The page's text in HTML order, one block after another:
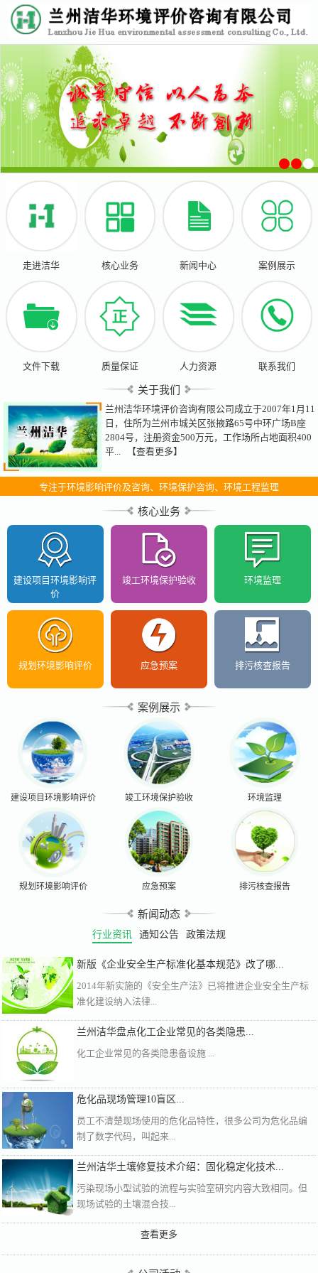
走进洁华 核心业务 新闻中心 案例展示
文件下载 质量保证 人力资源 联系我们
关于我们
兰州洁华环境评价咨询有限公司成立于2007年1月11
日，住所为兰州市城关区张掖路65号中环广场B座
2804号，注册资金500万元，工作场所占地面积400
平...
【查看更多】
专注于环境影响评价及咨询、环境保护咨询、环境工程监理
核心业务
建设项目环境影响评
价
竣工环境保护验收 环境监理
规划环境影响评价 应急预案 排污核查报告
案例展示
建设项目环境影响评价 竣工环境保护验收 环境监理
规划环境影响评价 应急预案 排污核查报告
新闻动态
行业资讯 通知公告 政策法规
新版《企业安全生产标准化基本规范》改了哪...
2014年新实施的《安全生产法》已将推进企业安全生产标
准化建设纳入法律...
兰州洁华盘点化工企业常见的各类隐患...
化工企业常见的各类隐患备设施 ...
危化品现场管理10盲区...
员工不清楚现场使用的危化品特性，很多公司为危化品编
制了数字代码，叫起来...
兰州洁华土壤修复技术介绍：固化稳定化技术...
污染现场小型试验的流程与实验室研究内容大致相同。但
现场试验的土壤混合技...
查看更多